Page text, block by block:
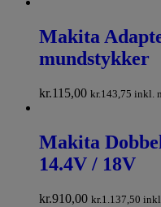
Makita
mundstykker
kr.115,00 kr.143,75 inkl.
Makita
14.4V / 18V
kr.910,00 kr.1.137,50